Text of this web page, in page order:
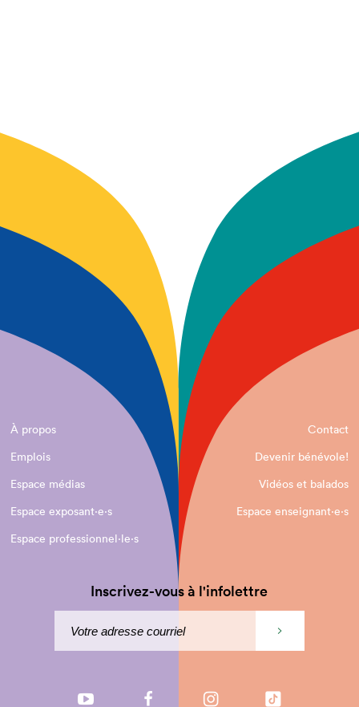
À propos
Contact
Emplois
Devenir bénévole!
Espace médias
Vidéos et balados
Espace exposant·e⋅s
Espace enseignant·e⋅s
Espace professionnel·le⋅s
Inscrivez-vous à l'infolettre